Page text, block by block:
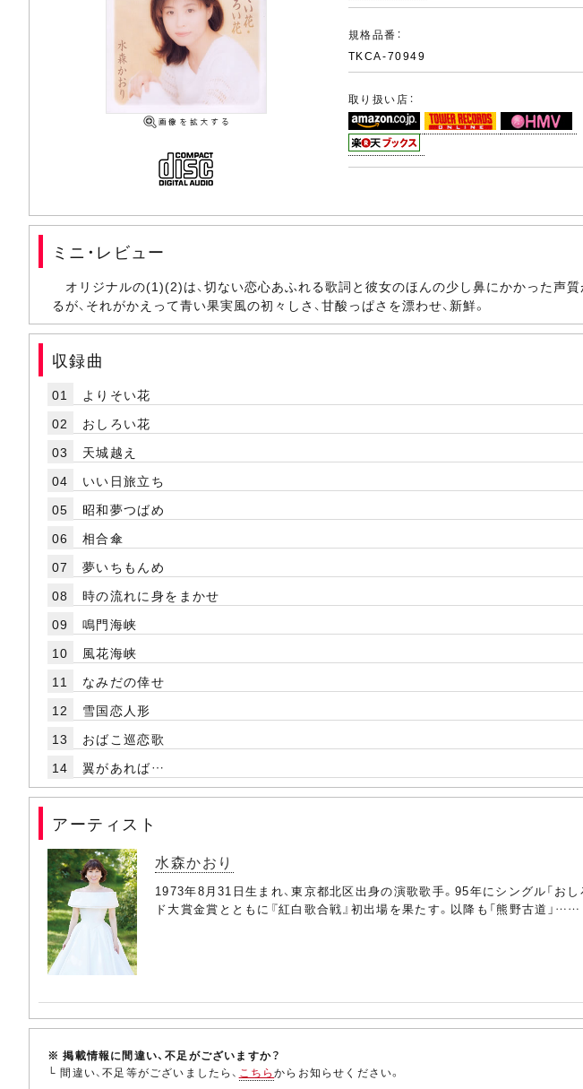
規格品番：
TKCA-70949
取り扱い店：
ミニ・レビュー
オリジナルの(1)(2)は、切ない恋心あふれる歌詞と彼女のほんの少し鼻にかかった声
るが、それがかえって青い果実風の初々しさ、甘酸っぱさを漂わせ、新鮮。
収録曲
01
よりそい花
02
おしろい花
03
天城越え
04
いい日旅立ち
05
昭和夢つばめ
06
相合傘
07
夢いちもんめ
08
時の流れに身をまかせ
09
鳴門海峡
10
風花海峡
11
なみだの倖せ
12
雪国恋人形
13
おばこ巡恋歌
14
翼があれば…
アーティスト
水森かおり
1973年8月31日生まれ、東京都北区出身の演歌歌手。95年にシングル「お
ド大賞金賞とともに『紅白歌合戦』初出場を果たす。以降も「熊野古道」……
※ 掲載情報に間違い、不足がございますか？
└ 間違い、不足等がございましたら、 こちらからお知らせください。